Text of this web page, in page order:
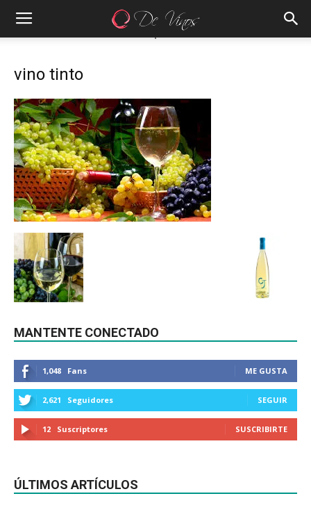
vino tinto
MANTENTE CONECTADO
1,048 Fans ME GUSTA
2,621 Seguidores SEGUIR
12 Suscriptores SUSCRIBIRTE
ÚLTIMOS ARTÍCULOS